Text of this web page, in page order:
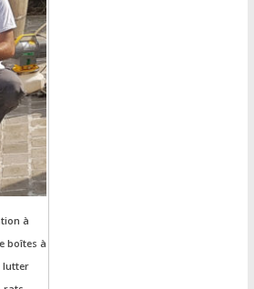
à
boîtes à
lutter